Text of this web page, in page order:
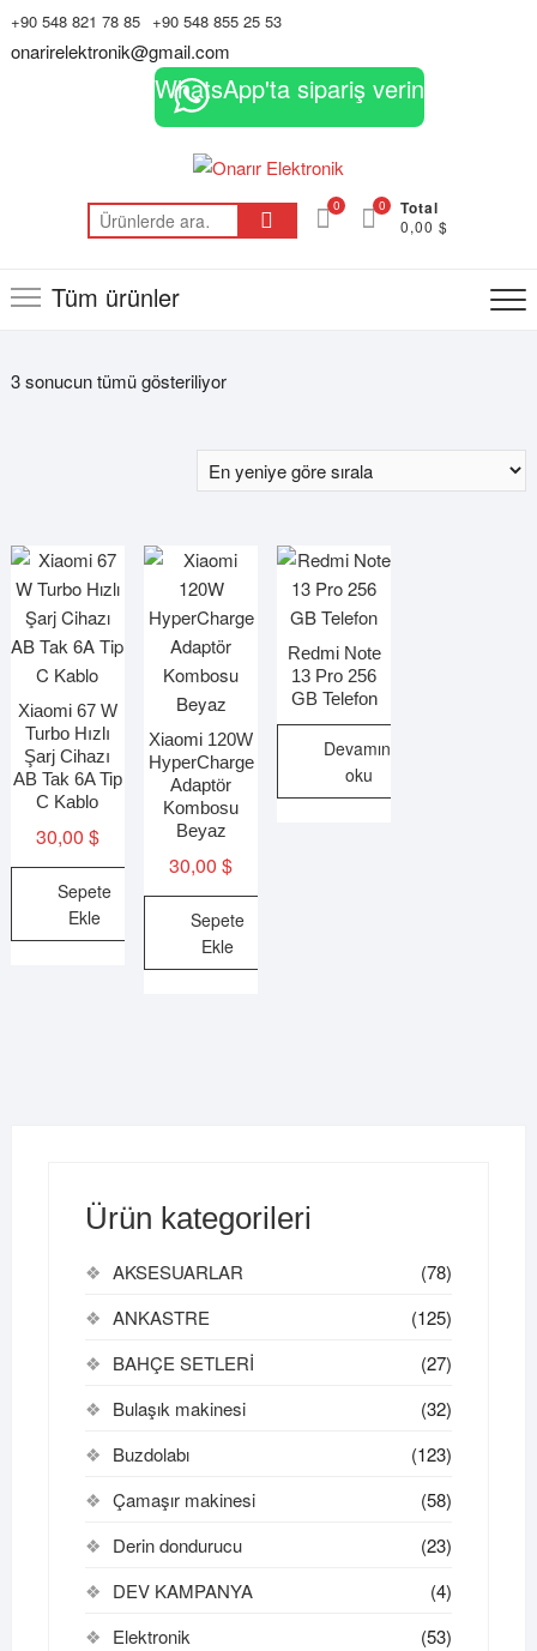
Skip
+90 548 821 78 85 +90 548 855 25 53
onarirelektronik@gmail.com
WhatsApp'ta sipariş verin
Ara: 0 Total
0,00 $
0
Tüm ürünler
3 sonucun tümü gösteriliyorEn
sıralandı
Xiaomi 67 W
Turbo Hızlı
Şarj Cihazı
AB Tak 6A Tip
C Kablo
30,00 $
Sepete
Ekle
Xiaomi 120W
HyperCharge
Adaptör
Kombosu
Beyaz
30,00$
Sepete
Ekle
Redmi Note
13 Pro 256
GB Telefon
Devamını
oku
Ürün kategorileri
AKSESUARLAR
(78)
ANKASTRE
(125)
BAHÇE SETLERİ
(27)
Bulaşık makinesi
(32)
Buzdolabı
(123)
Çamaşır makinesi
(58)
Derin dondurucu
(23)
DEV KAMPANYA
(4)
Elektronik
(53)